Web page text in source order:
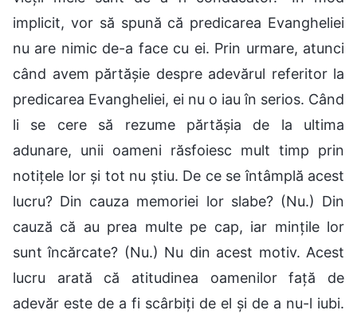
implicit, vor să spună că predicarea Evangheliei
nu are nimic de-a face cu ei. Prin urmare, atunci
când avem părtășie despre adevărul referitor la
predicarea Evangheliei, ei nu o iau în serios. Când
li se cere să rezume părtășia de la ultima
adunare, unii oameni răsfoiesc mult timp prin
notițele lor și tot nu știu. De ce se întâmplă acest
lucru? Din cauza memoriei lor slabe? (Nu.) Din
cauză că au prea multe pe cap, iar mințile lor
sunt încărcate? (Nu.) Nu din acest motiv. Acest
lucru arată că atitudinea oamenilor față de
adevăr este de a fi scârbiți de el și de a nu-l iubi.